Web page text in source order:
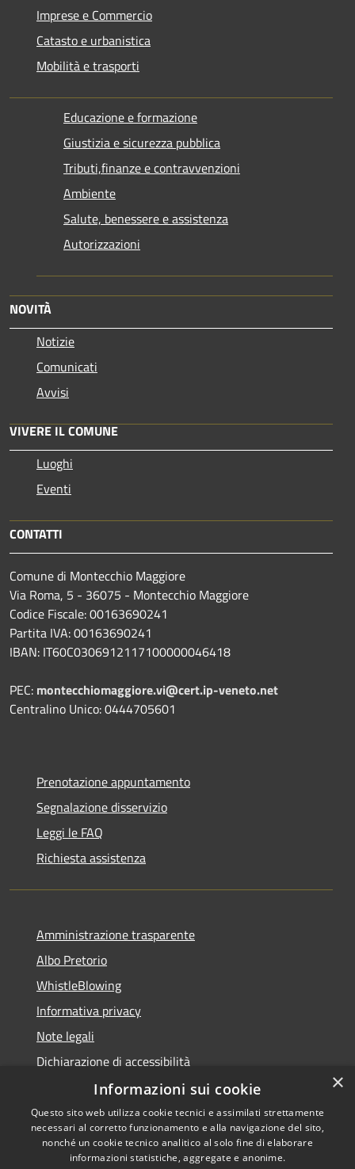
Imprese e Commercio
Catasto e urbanistica
Mobilità e trasporti
Educazione e formazione
Giustizia e sicurezza pubblica
Tributi,finanze e contravvenzioni
Ambiente
Salute, benessere e assistenza
Autorizzazioni
NOVITÀ
Notizie
Comunicati
Avvisi
VIVERE IL COMUNE
Luoghi
Eventi
CONTATTI
Comune di Montecchio Maggiore
Via Roma, 5 - 36075 - Montecchio Maggiore
Codice Fiscale: 00163690241
Partita IVA: 00163690241
IBAN: IT60C0306912117100000046418
PEC: montecchiomaggiore.vi@cert.ip-veneto.net
Centralino Unico: 0444705601
Prenotazione appuntamento
Segnalazione disservizio
Leggi le FAQ
Richiesta assistenza
Amministrazione trasparente
Albo Pretorio
WhistleBlowing
Informativa privacy
Note legali
Dichiarazione di accessibilità
Accessibilità
Copyright © 2026 • Città di
Montecchio Maggiore •
×
Informazioni sui cookie
Questo sito web utilizza cookie tecnici e assimilati strettamente
necessari al corretto funzionamento e alla navigazione del sito,
nonché un cookie tecnico analitico al solo fine di elaborare
informazioni statistiche, aggregate e anonime.